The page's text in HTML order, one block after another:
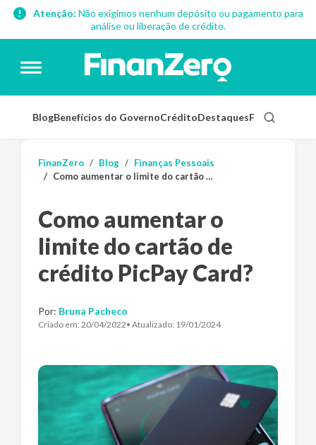
Atenção: Não exigimos nenhum depósito ou pagamento para
análise ou liberação de crédito.
BlogBenefícios do GovernoCréditoDestaquesFinanças
FinanZero Blog
Finanças Pessoais
Como aumentar o limite do cartão de crédito PicPay Card?
Como aumentar o
limite do cartão de
crédito PicPay Card?
Por: Bruna Pacheco
Criado em: 20/04/2022• Atualizado: 19/01/2024